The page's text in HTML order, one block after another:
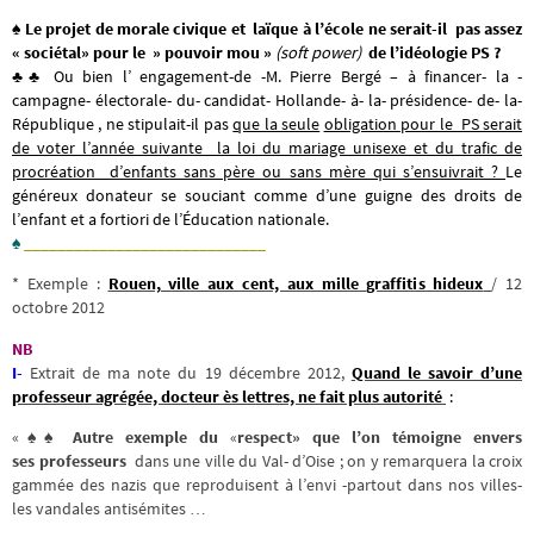
♠ Le projet de morale civique et laïque à l’école ne serait-il pas assez
« sociétal» pour le » pouvoir mou » (soft power)de l’idéologie PS ?
♣♣ Ou bien l’ engagement-de -M. Pierre Bergé – à financer- la -
campagne- électorale- du- candidat- Hollande- à- la- présidence- de- la-
République , ne stipulait-il pasque la seule obligation pour le PS serait
de voter l’année suivante la loi du mariage unisexe et du trafic de
procréation d’enfants sans père ou sans mère qui s’ensuivrait ? Le
généreux donateur se souciant comme d’une guigne des droits de
l’enfant et a fortiori de l’Éducation nationale.
♠
* Exemple : Rouen, ville aux cent, aux mille graffitis hideux / 12
octobre 2012
NB
I- Extrait de ma note du 19 décembre 2012, Quand le savoir d’une
professeur agrégée, docteur ès lettres, ne fait plus autorité :
«♠♠ Autre exemple du «respect» que l’on témoigne envers
ses professeurs dans une ville du Val- d’Oise ; on y remarquera la croix
gammée des nazis que reproduisent à l’envi -partout dans nos villes-
les vandales antisémites …